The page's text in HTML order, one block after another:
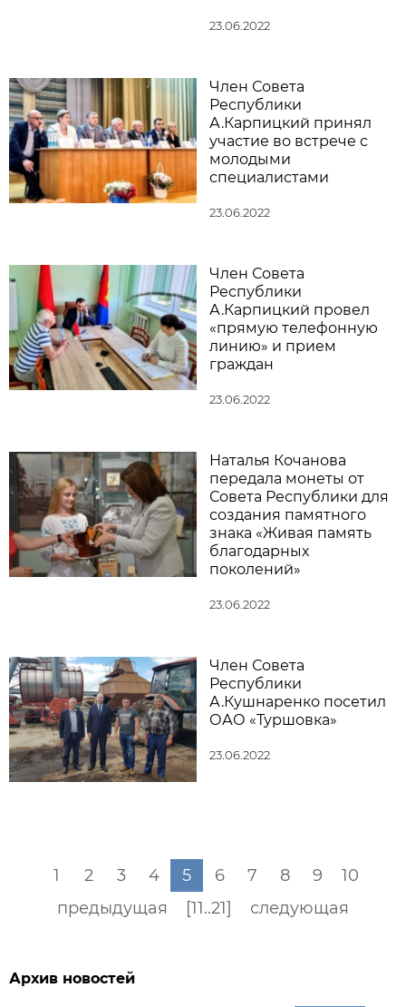
23.06.2022
Член Совета
Республики
А.Карпицкий принял
участие во встрече с
молодыми
специалистами
23.06.2022
Член Совета
Республики
А.Карпицкий провел
«прямую телефонную
линию» и прием
граждан
23.06.2022
Наталья Кочанова
передала монеты от
Совета Республики для
создания памятного
знака «Живая память
благодарных
поколений»
23.06.2022
Член Совета
Республики
А.Кушнаренко посетил
ОАО «Туршовка»
23.06.2022
предыдущая
1 2 3 4 5 6 7 8 9
10
[11..21]
следующая
Архив новостей